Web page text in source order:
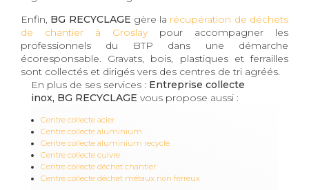
Enfin, BG RECYCLAGE gère la récupération de déchets
de chantier à Groslaypour accompagner les
professionnels du BTP dans une démarche
écoresponsable. Gravats, bois, plastiques et ferrailles
sont collectés et dirigés vers des centres de tri agréés.
En plus de ses services : Entreprise collecte
inox, BG RECYCLAGE vous propose aussi :
Centre collecte acier
Centre collecte aluminium
Centre collecte aluminium recyclé
Centre collecte cuivre
Centre collecte déchet chantier
Centre collecte déchet métaux non ferreux